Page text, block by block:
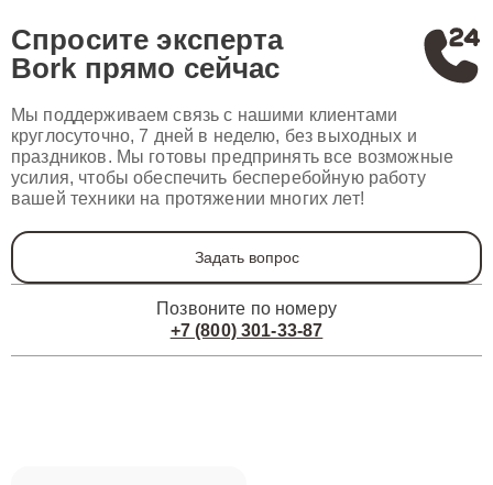
Спросите эксперта
Bork прямо сейчас
Мы поддерживаем связь с нашими клиентами
круглосуточно, 7 дней в неделю, без выходных и
праздников. Мы готовы предпринять все возможные
усилия, чтобы обеспечить бесперебойную работу
вашей техники на протяжении многих лет!
Задать вопрос
Позвоните по номеру
+7 (800) 301-33-87